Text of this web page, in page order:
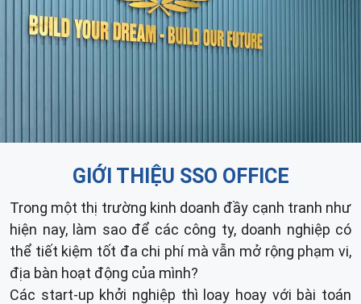
GIỚI THIỆU SSO OFFICE
Trong một thị trường kinh doanh đầy cạnh tranh như
hiện nay, làm sao để các công ty, doanh nghiệp có
thể tiết kiệm tốt đa chi phí mà vẫn mở rộng phạm vi,
địa bàn hoạt động của mình?
Các start-up khởi nghiệp thì loay hoay với bài toán